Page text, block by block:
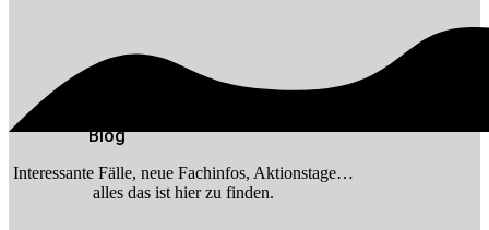
Blog
Interessante Fälle, neue Fachinfos, Aktionstage…
alles das ist hier zu finden.